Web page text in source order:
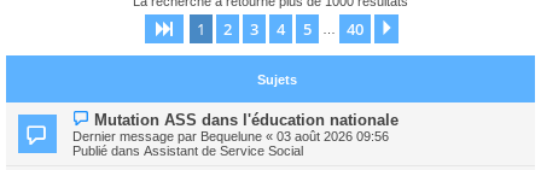
Page 1sur40
1 2 3 4 5 40
Sujets
N
o
u
v
Mutation ASS dans l'éducation nationale
Dernier message par Bequelune « 03 août 2026 09:56
Publié dans Assistant de Service Social